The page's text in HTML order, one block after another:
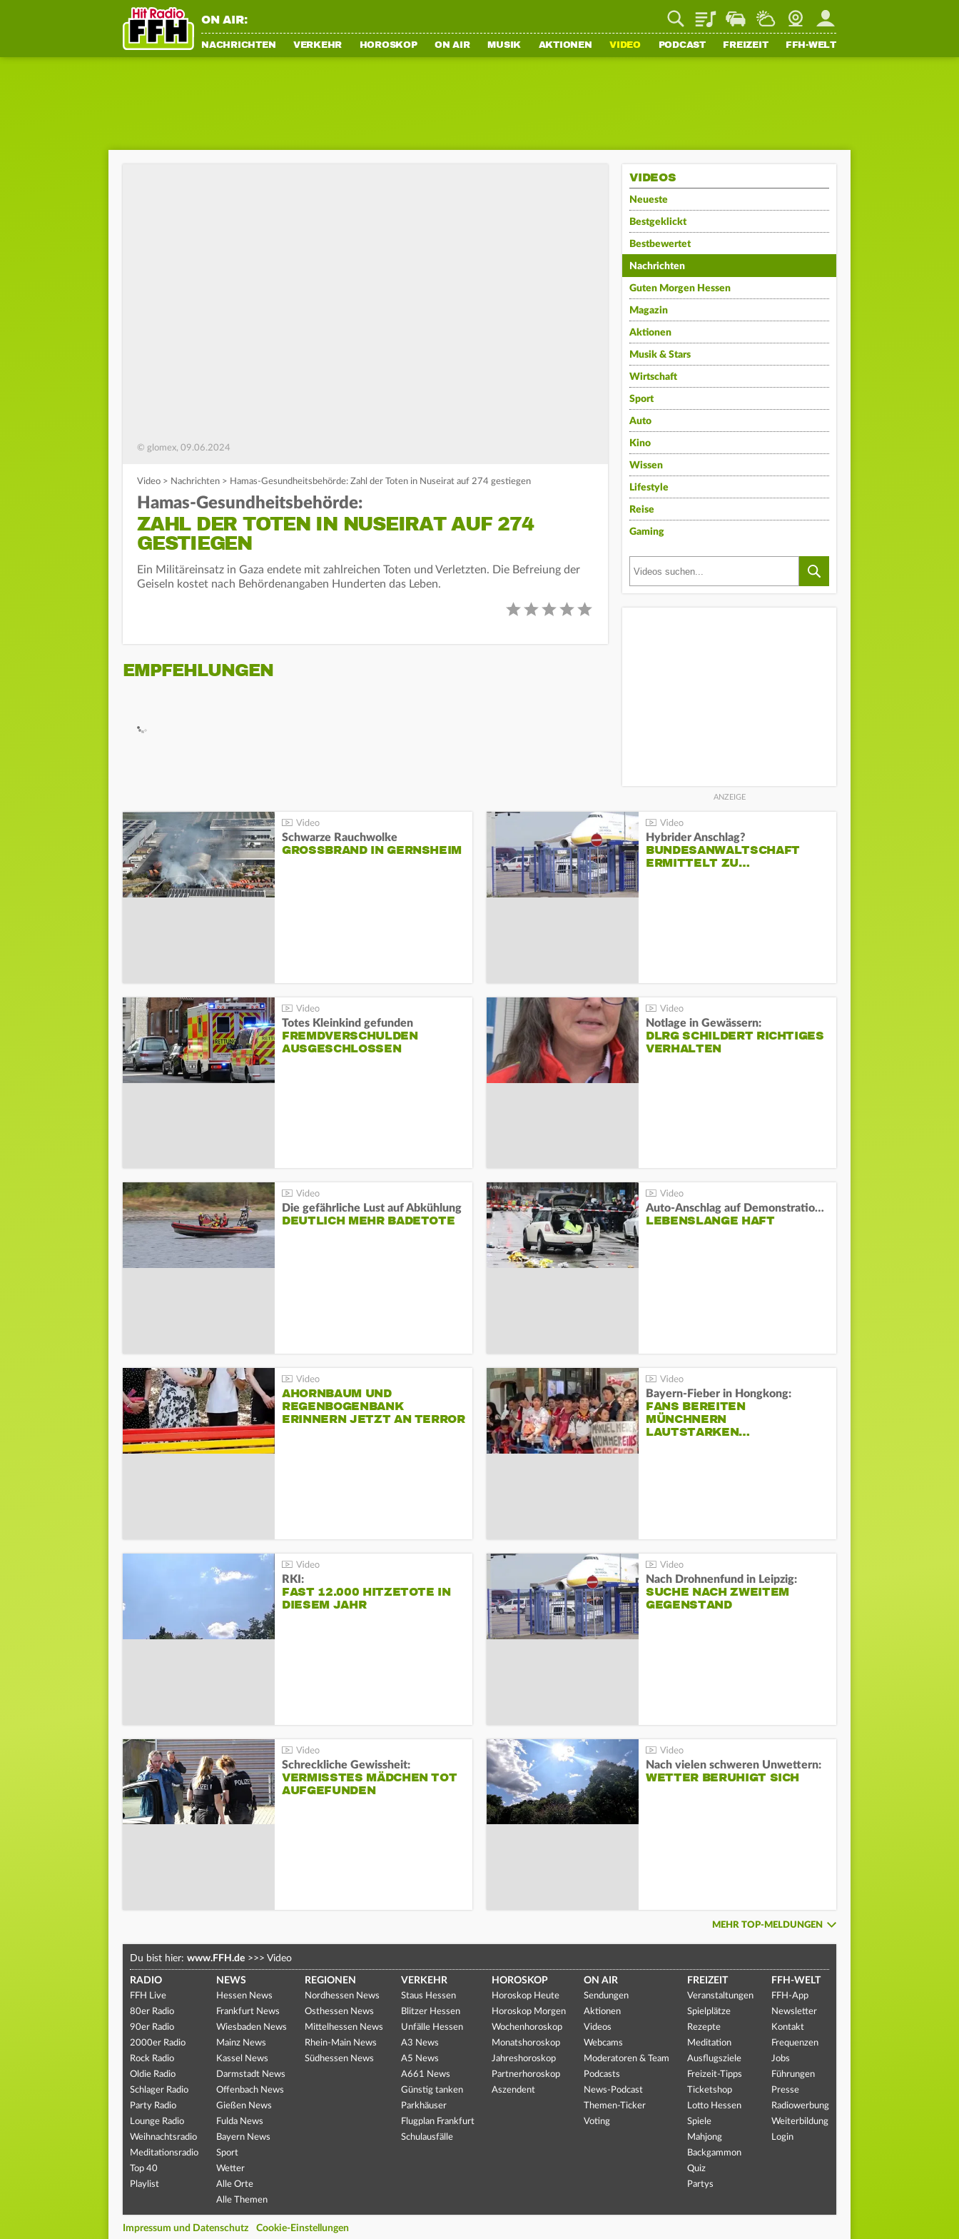
ON AIR: PlaylistStaupilotWetterWebcamMein FFH
NACHRICHTEN VERKEHR HOROSKOP ON AIR MUSIK AKTIONEN VIDEO PODCAST FREIZEIT FFH-WELT
© glomex, 09.06.2024
Video > Nachrichten > Hamas-Gesundheitsbehörde: Zahl der Toten in Nuseirat auf 274 gestiegen
Hamas-Gesundheitsbehörde:
ZAHL DER TOTEN IN NUSEIRAT AUF 274
GESTIEGEN
Ein Militäreinsatz in Gaza endete mit zahlreichen Toten und Verletzten. Die Befreiung der
Geiseln kostet nach Behördenangaben Hunderten das Leben.
EMPFEHLUNGEN
VIDEOS
Neueste
Bestgeklickt
Bestbewertet
Nachrichten
Guten Morgen Hessen
Magazin
Aktionen
Musik & Stars
Wirtschaft
Sport
Auto
Kino
Wissen
Lifestyle
Reise
Gaming
Schwarze Rauchwolke
GROSSBRAND IN GERNSHEIM
Hybrider Anschlag?
BUNDESANWALTSCHAFT
ERMITTELT ZU…
Totes Kleinkind gefunden
FREMDVERSCHULDEN
AUSGESCHLOSSEN
Notlage in Gewässern:
DLRG SCHILDERT RICHTIGES
VERHALTEN
Die gefährliche Lust auf Abkühlung
DEUTLICH MEHR BADETOTE
Auto-Anschlag auf Demonstration in München:
LEBENSLANGE HAFT
AHORNBAUM UND
REGENBOGENBANK
ERINNERN JETZT AN TERROR
Bayern-Fieber in Hongkong:
FANS BEREITEN
MÜNCHNERN
LAUTSTARKEN…
RKI:
FAST 12.000 HITZETOTE IN
DIESEM JAHR
Nach Drohnenfund in Leipzig:
SUCHE NACH ZWEITEM
GEGENSTAND
Schreckliche Gewissheit:
VERMISSTES MÄDCHEN TOT
AUFGEFUNDEN
Nach vielen schweren Unwettern:
WETTER BERUHIGT SICH
MEHR TOP-MELDUNGEN
Du bist hier: www.FFH.de >>> Video
RADIO
FFH Live
80er Radio
90er Radio
2000er Radio
Rock Radio
Oldie Radio
Schlager Radio
Party Radio
Lounge Radio
Weihnachtsradio
Meditationsradio
Top 40
Playlist
NEWS
Hessen News
Frankfurt News
Wiesbaden News
Mainz News
Kassel News
Darmstadt News
Offenbach News
Gießen News
Fulda News
Bayern News
Sport
Wetter
Alle Orte
Alle Themen
REGIONEN
Nordhessen News
Osthessen News
Mittelhessen News
Rhein-Main News
Südhessen News
VERKEHR
Staus Hessen
Blitzer Hessen
Unfälle Hessen
A3 News
A5 News
A661 News
Günstig tanken
Parkhäuser
Flugplan Frankfurt
Schulausfälle
HOROSKOP
Horoskop Heute
Horoskop Morgen
Wochenhoroskop
Monatshoroskop
Jahreshoroskop
Partnerhoroskop
Aszendent
ON AIR
Sendungen
Aktionen
Videos
Webcams
Moderatoren & Team
Podcasts
News-Podcast
Themen-Ticker
Voting
FREIZEIT
Veranstaltungen
Spielplätze
Rezepte
Meditation
Ausflugsziele
Freizeit-Tipps
Ticketshop
Lotto Hessen
Spiele
Mahjong
Backgammon
Quiz
Partys
FFH-WELT
FFH-App
Newsletter
Kontakt
Frequenzen
Jobs
Führungen
Presse
Radiowerbung
Weiterbildung
Login
Impressum und Datenschutz Cookie-Einstellungen